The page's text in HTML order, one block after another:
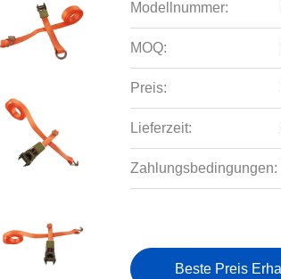
Modellnummer:
MOQ:
Preis:
Lieferzeit:
Zahlungsbedingungen:
Beste Preis